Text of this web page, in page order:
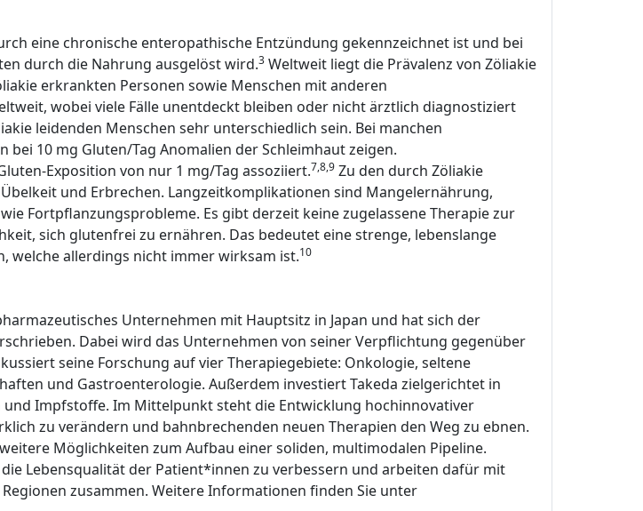
eine chronische enteropathische Entzündung gekennzeichnet ist und bei
durch die Nahrung ausgelöst wird.3 Weltweit liegt die Prävalenz von Zöliakie
erkrankten Personen sowie Menschen mit anderen
wobei viele Fälle unentdeckt bleiben oder nicht ärztlich diagnostiziert
leidenden Menschen sehr unterschiedlich sein. Bei manchen
10 mg Gluten/Tag Anomalien der Schleimhaut zeigen.
Exposition von nur 1 mg/Tag assoziiert.7,8,9 Zu den durch Zöliakie
und Erbrechen. Langzeitkomplikationen sind Mangelernährung,
Fortpflanzungsprobleme. Es gibt derzeit keine zugelassene Therapie zur
sich glutenfrei zu ernähren. Das bedeutet eine strenge, lebenslange
welche allerdings nicht immer wirksam ist.10
Unternehmen mit Hauptsitz in Japan und hat sich der
Dabei wird das Unternehmen von seiner Verpflichtung gegenüber
seine Forschung auf vier Therapiegebiete: Onkologie, seltene
und Gastroenterologie. Außerdem investiert Takeda zielgerichtet in
Impfstoffe. Im Mittelpunkt steht die Entwicklung hochinnovativer
zu verändern und bahnbrechenden neuen Therapien den Weg zu ebnen.
Möglichkeiten zum Aufbau einer soliden, multimodalen Pipeline.
Lebensqualität der Patient*innen zu verbessern und arbeiten dafür mit
zusammen. Weitere Informationen finden Sie unter